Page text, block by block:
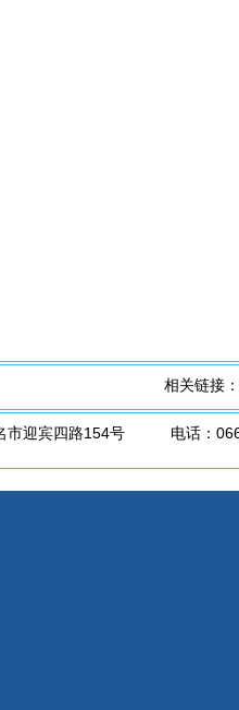
相关链接：
名市迎宾四路154号 电话：